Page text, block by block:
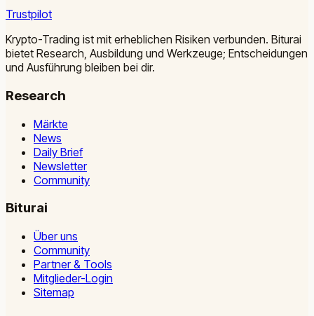
Trustpilot
Krypto-Trading ist mit erheblichen Risiken verbunden. Biturai
bietet Research, Ausbildung und Werkzeuge; Entscheidungen
und Ausführung bleiben bei dir.
Research
Märkte
News
Daily Brief
Newsletter
Community
Biturai
Über uns
Community
Partner & Tools
Mitglieder-Login
Sitemap